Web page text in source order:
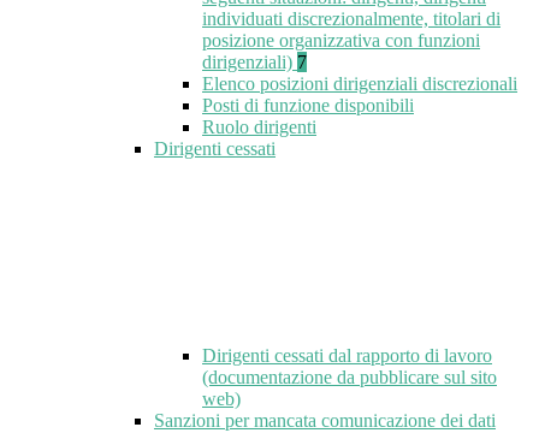
individuati discrezionalmente, titolari di
posizione organizzativa con funzioni
dirigenziali) 7
Elenco posizioni dirigenziali discrezionali
Posti di funzione disponibili
Ruolo dirigenti
Dirigenti cessati
Dirigenti cessati dal rapporto di lavoro
(documentazione da pubblicare sul sito
web)
Sanzioni per mancata comunicazione dei dati